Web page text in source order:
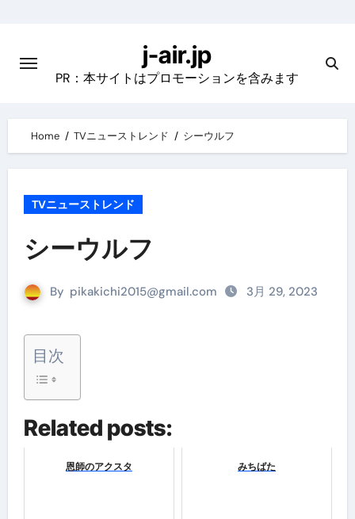
content
j-air.jp
PR：本サイトはプロモーションを含みます
Home TVニューストレンド シーウルフ
TVニューストレンド
シーウルフ
By pikakichi2015@gmail.com 3月 29, 2023
目次
Related posts:
恩師のアクスタ みちばた